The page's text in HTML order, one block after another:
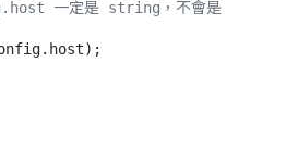
一定是 string，不會是
host